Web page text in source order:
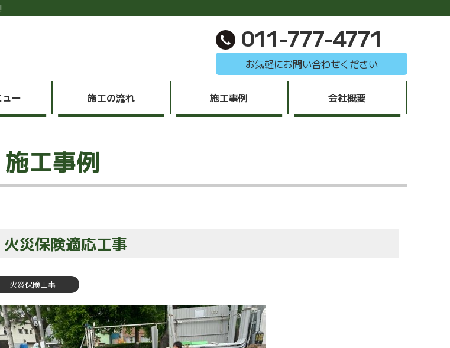
011-777-4771
お気軽にお問い合わせください
ー 施工の流れ 施工事例 会社概要
施工事例
災保険適応工事
火災保険工事